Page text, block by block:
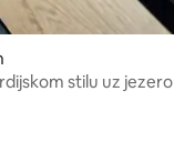
stilu uz